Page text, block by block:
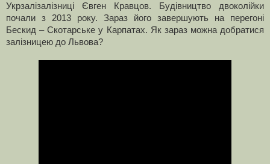
Укрзалізалізниці Євген Кравцов. Будівництво двоколійки
почали з 2013 року. Зараз його завершують на перегоні
Бескид – Скотарське у Карпатах. Як зараз можна добратися
залізницею до Львова?